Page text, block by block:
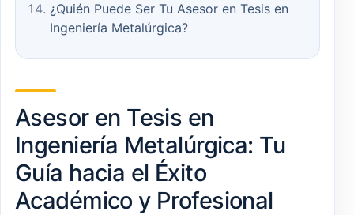
¿Quién Puede Ser Tu Asesor en Tesis en
Ingeniería Metalúrgica?
Asesor en Tesis en
Ingeniería Metalúrgica: Tu
Guía hacia el Éxito
Académico y Profesional